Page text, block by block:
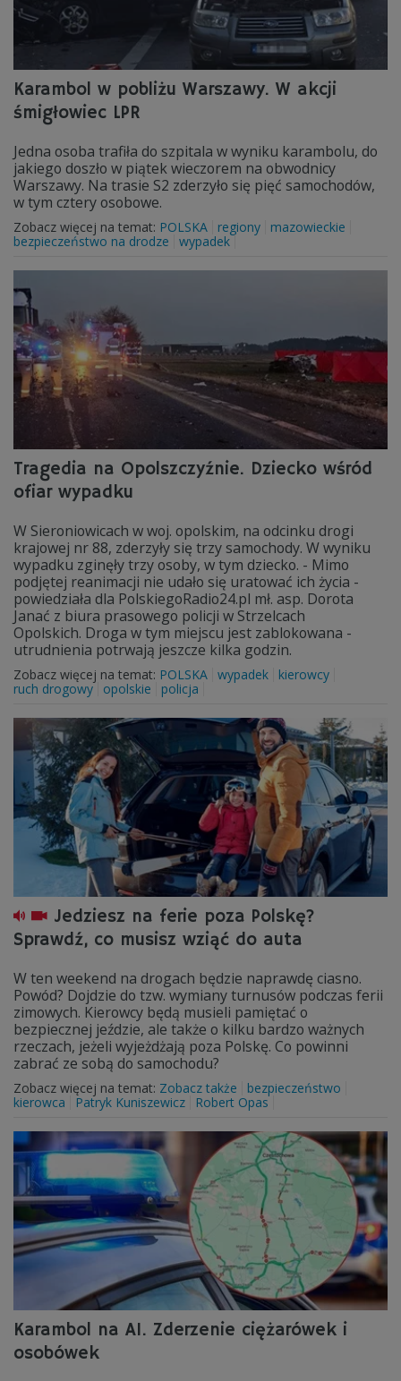
Karambol w pobliżu Warszawy. W akcji
śmigłowiec LPR
Jedna osoba trafiła do szpitala w wyniku karambolu, do
jakiego doszło w piątek wieczorem na obwodnicy
Warszawy. Na trasie S2 zderzyło się pięć samochodów,
w tym cztery osobowe.
Zobacz więcej na temat: POLSKA regiony
mazowieckie
bezpieczeństwo na drodze
wypadek
Tragedia na Opolszczyźnie. Dziecko wśród
ofiar wypadku
W Sieroniowicach w woj. opolskim, na odcinku drogi
krajowej nr 88, zderzyły się trzy samochody. W wyniku
wypadku zginęły trzy osoby, w tym dziecko. - Mimo
podjętej reanimacji nie udało się uratować ich życia -
powiedziała dla PolskiegoRadio24.pl mł. asp. Dorota
Janać z biura prasowego policji w Strzelcach
Opolskich. Droga w tym miejscu jest zablokowana -
utrudnienia potrwają jeszcze kilka godzin.
Zobacz więcej na temat: POLSKA wypadek
kierowcy
ruch drogowy
opolskie policja
Jedziesz na ferie poza Polskę?
Sprawdź, co musisz wziąć do auta
W ten weekend na drogach będzie naprawdę ciasno.
Powód? Dojdzie do tzw. wymiany turnusów podczas ferii
zimowych. Kierowcy będą musieli pamiętać o
bezpiecznej jeździe, ale także o kilku bardzo ważnych
rzeczach, jeżeli wyjeżdżają poza Polskę. Co powinni
zabrać ze sobą do samochodu?
Zobacz więcej na temat: Zobacz także
bezpieczeństwo
kierowca
Patryk Kuniszewicz Robert Opas
Karambol na A1. Zderzenie ciężarówek i
osobówek